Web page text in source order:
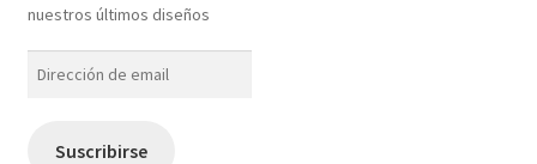
nuestros últimos diseños
Dirección
Suscribirse